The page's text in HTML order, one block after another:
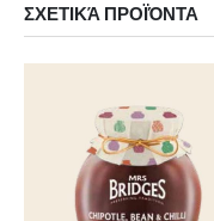
ΣΧΕΤΙΚΆ ΠΡΟΪΌΝΤΑ